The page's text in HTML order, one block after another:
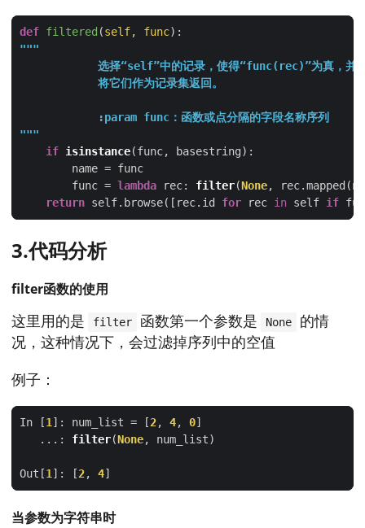
def filtered (self, func):
"""
if isinstance
        func =
lambda rec: filter(None
return self.browse([rec.id for rec in self if
3.代码分析
filter函数的使用
这里用的是 filter 函数第一个参数是 None
的情
况，这种情况下，会过滤掉序列中的空值
例子：
In [1 ]: num_list = [2, 4, 0
   ...:
filter(None
Out[1 ]: [2, 4
当参数为字符串时